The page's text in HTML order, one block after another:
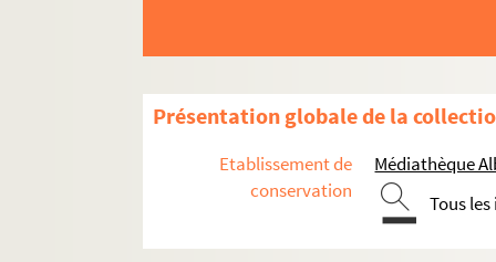
Présentation globale de la
Etablissement de
conservation
Médiathèque
Tous